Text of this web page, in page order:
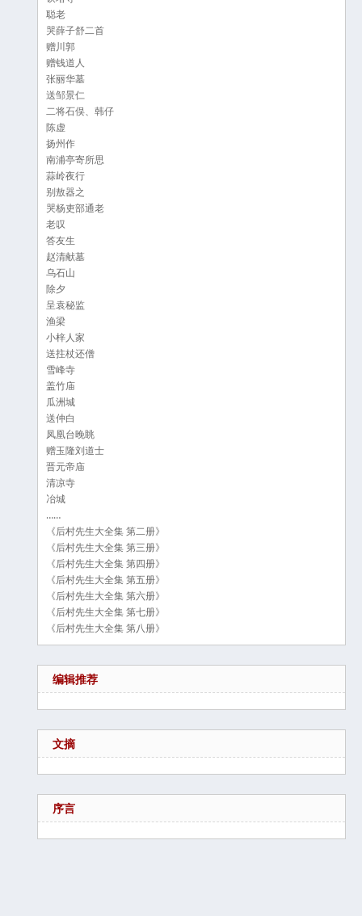
聪老
哭薛子舒二首
赠川郭
赠钱道人
张丽华墓
送邹景仁
二将石俣、韩仔
陈虚
扬州作
南浦亭寄所思
蒜岭夜行
别敖器之
哭杨吏部通老
老叹
答友生
赵清献墓
乌石山
除夕
呈袁秘监
渔梁
小梓人家
送拄杖还僧
雪峰寺
盖竹庙
瓜洲城
送仲白
凤凰台晚眺
赠玉隆刘道士
晋元帝庙
清凉寺
冶城
……
《后村先生大全集 第二册》
《后村先生大全集 第三册》
《后村先生大全集 第四册》
《后村先生大全集 第五册》
《后村先生大全集 第六册》
《后村先生大全集 第七册》
《后村先生大全集 第八册》
编辑推荐
文摘
序言